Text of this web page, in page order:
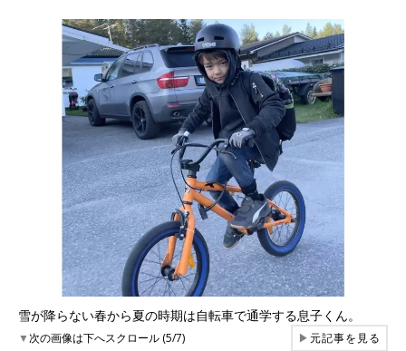
雪が降らない春から夏の時期は自転車で通学する息子くん。
▼次の画像は下へスクロール (5/7) ▶元記事を見る